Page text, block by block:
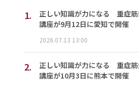
1.
正しい知識が力になる 重症
講座が9月12日に愛知で開催
2026.07.13 13:00
2.
正しい知識が力になる 重症
講座が10月3日に熊本で開催